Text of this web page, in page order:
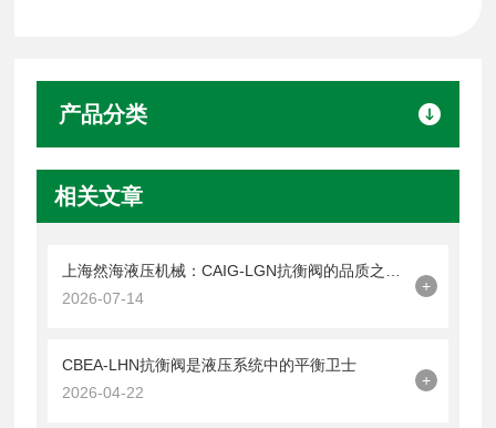
产品分类
相关文章
2026-07-14
+
CBEA-LHN抗衡阀是液压系统中的平衡卫士
2026-04-22
+